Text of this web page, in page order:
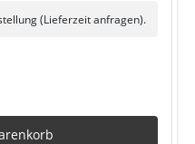
(Lieferzeit anfragen).